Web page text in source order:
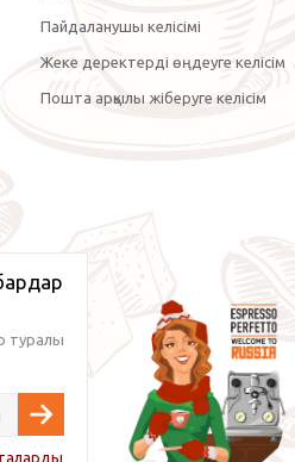
Пайдаланушы келісімі
Жеке деректерді өңдеуге келісім
Пошта арқылы жіберуге келісім
туралы